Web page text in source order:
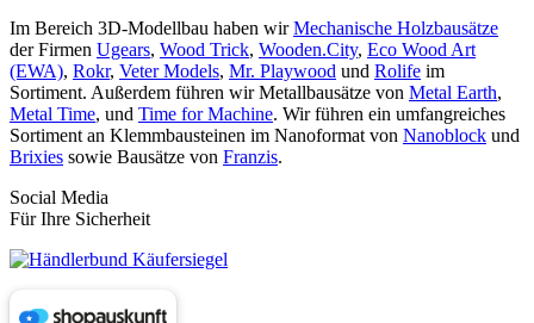
Im Bereich 3D-Modellbau haben wirMechanische Holzbausätze
der Firmen Ugears, Wood Trick, Wooden.City, Eco Wood Art
(EWA), Rokr, Veter Models, Mr. Playwood und Rolife im
Sortiment. Außerdem führen wir Metallbausätze von Metal Earth,
Metal Time, und Time for Machine. Wir führen ein umfangreiches
Sortiment an Klemmbausteinen im Nanoformat von Nanoblock und
Brixies sowie Bausätze von Franzis.
Social Media
Für Ihre Sicherheit